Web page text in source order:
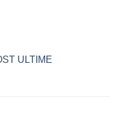
ULTIME